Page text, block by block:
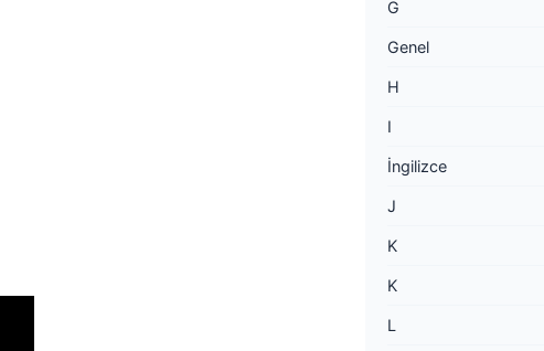
G
Genel
H
I
İngilizce
J
K
K
L